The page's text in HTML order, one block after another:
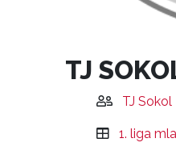
TJ
TJ
1. liga